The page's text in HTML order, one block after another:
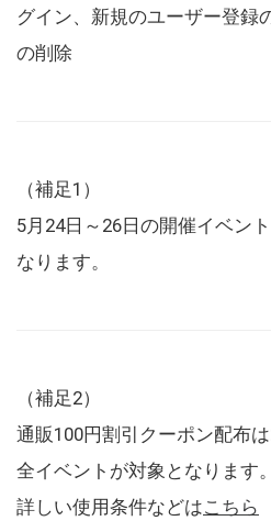
グイン、新規のユーザー登録
の削除
（補足1）
5月24日～26日の開催イベン
なります。
（補足2）
通販100円割引クーポン配布
全イベントが対象となります。
詳しい使用条件などはこちら